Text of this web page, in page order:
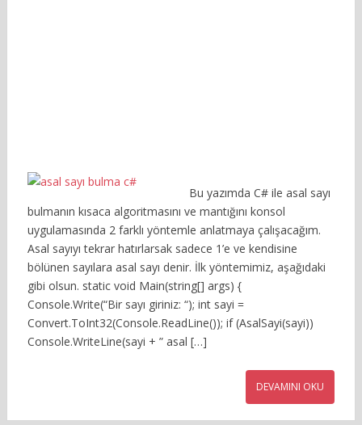
Bu yazımda C# ile asal sayı
bulmanın kısaca algoritmasını ve mantığını konsol
uygulamasında 2 farklı yöntemle anlatmaya çalışacağım.
Asal sayıyı tekrar hatırlarsak sadece 1’e ve kendisine
bölünen sayılara asal sayı denir. İlk yöntemimiz, aşağıdaki
gibi olsun. static void Main(string[] args) {
Console.Write(“Bir sayı giriniz: “); int sayi =
Convert.ToInt32(Console.ReadLine()); if (AsalSayi(sayi))
Console.WriteLine(sayi + ” asal […]
DEVAMINI OKU